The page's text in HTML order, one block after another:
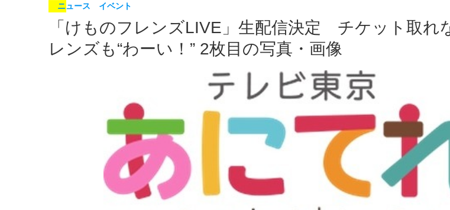
「けものフレンズLIVE」生配信決定 チケット取れ
レンズも“わーい！” 2枚目の写真・画像
ニュース イベント